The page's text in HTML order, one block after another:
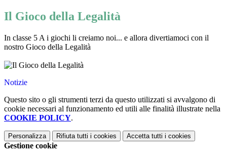
Il Gioco della Legalità
In classe 5 A i giochi li creiamo noi... e allora divertiamoci con il
nostro Gioco della Legalità
Notizie
Questo sito o gli strumenti terzi da questo utilizzati si avvalgono di
cookie necessari al funzionamento ed utili alle finalità illustrate nella
COOKIE POLICY.
Personalizza Rifiuta tutti i cookies Accetta tutti i cookies
Gestione cookie